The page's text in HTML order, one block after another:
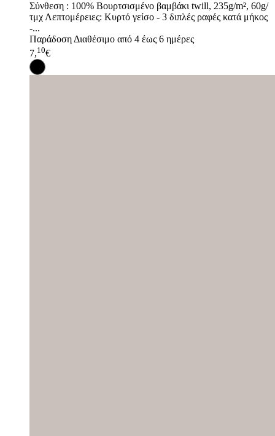
Σύνθεση : 100% Βουρτσισμένο βαμβάκι twill, 235g/m², 60g/
τμχ Λεπτομέρειες: Κυρτό γείσο - 3 διπλές ραφές κατά μήκος
-...
ΠαράδοσηΔιαθέσιμο από 4 έως 6 ημέρες
7,10€